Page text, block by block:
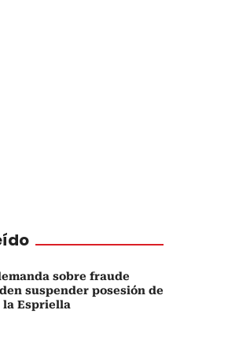
sobre fraude
suspender posesión de
la Espriella